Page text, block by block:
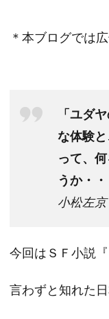
＊本ブログでは
「ユダ
な体験
って、
うか・・
小松左
今回はＳＦ小説
言わずと知れた